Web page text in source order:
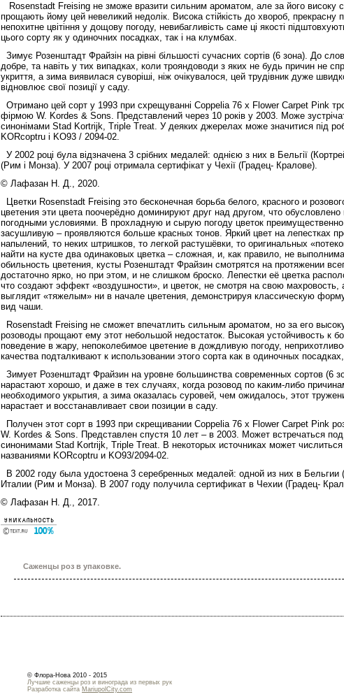
Rosenstadt Freising не зможе вразити сильним ароматом, але за його високу
прощають йому цей невеликий недолік. Висока стійкість до хвороб, прекрасну
непохитне цвітіння у дощову погоду, невибагливість саме ці якості
цього сорту як у одиночних посадках, так і на клумбах.
Зимує Розенштадт Фрайзін на рівні більшості сучасних сортів (6 зона). До
добре, та навіть у тих випадках, коли трояндоводи з яких не будь причин не
укриття, а зима виявилася суворіші, ніж очікувалося, цей трудівник дуже
відновлює свої позиції у саду.
Отримано цей сорт у 1993 при схрещуванні Coppelia 76 x Flower Carpet Pink
фірмою W. Kordes & Sons. Представлений через 10 років у 2003. Може
синонімами Stad Kortrijk, Triple Treat. У деяких джерелах може значитися під
KORcoptru і KO93 / 2094-02.
У 2002 році була відзначена 3 срібних медалей: однією з них в Бельгії
(Рим і Монза). У 2007 році отримала сертифікат у Чехії (Градец- Кралове).
© Лафазан Н. Д., 2020.
Цветки Rosenstadt Freising это бесконечная борьба белого, красного и
цветения эти цвета поочерёдно доминируют друг над другом, что обусловлено
погодными условиями. В прохладную и сырую погоду цветок
засушливую – проявляются больше красных тонов. Яркий цвет на лепестках
напылений, то неких штришков, то легкой растушёвки, то оригинальных
найти на кусте два одинаковых цветка – сложная, и, как правило, не
обильность цветения, кусты Розенштадт Фрайзин смотрятся на протяжении
достаточно ярко, но при этом, и не слишком броско. Лепестки её цветка
что создают эффект «воздушности», и цветок, не смотря на свою махровость,
выглядит «тяжелым» ни в начале цветения, демонстрируя классическую
вид чаши.
Rosenstadt Freising не сможет впечатлить сильным ароматом, но за его
розоводы прощают ему этот небольшой недостаток. Высокая устойчивость к
поведение в жару, непоколебимое цветение в дождливую погоду,
качества подталкивают к использовании этого сорта как в одиночных
Зимует Розенштадт Фрайзин на уровне большинства современных сортов (6
нарастают хорошо, и даже в тех случаях, когда розовод по каким-либо
необходимого укрытия, а зима оказалась суровей, чем ожидалось, этот
нарастает и восстанавливает свои позиции в саду.
Получен этот сорт в 1993 при скрещивании Coppelia 76 x Flower Carpet Pink
W. Kordes & Sons. Представлен спустя 10 лет – в 2003. Может встречаться
синонимами Stad Kortrijk, Triple Treat. В некоторых источниках может
названиями KORcoptru и KO93/2094-02.
В 2002 году была удостоена 3 серебренных медалей: одной из них в Бельгии
Италии (Рим и Монза). В 2007 году получила сертификат в Чехии (Градец-
© Лафазан Н. Д., 2017.
Саженцы роз в упаковке.
© Флора-Нова 2010 - 2015
Лучшие саженцы роз и винограда из первых рук
Разработка сайта MariupolCity.com